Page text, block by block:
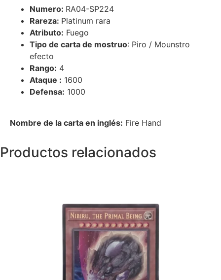
Numero: RA04-SP224
Rareza: Platinum rara
Atributo: Fuego
Tipo de carta de mostruo: Piro / Mounstro
efecto
Rango: 4
Ataque : 1600
Defensa: 1000
Nombre de la carta en inglés: Fire Hand
Productos relacionados